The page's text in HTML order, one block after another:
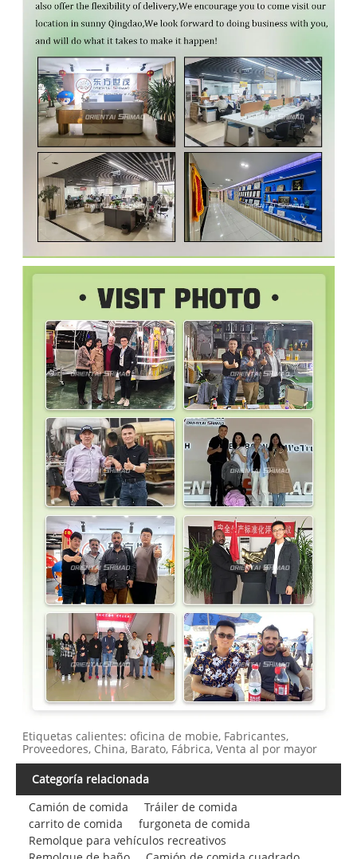
Etiquetas calientes: oficina de mobie, Fabricantes,
Proveedores, China, Barato, Fábrica, Venta al por mayor
Categoría relacionada
Camión de comida
Tráiler de comida
carrito de comida
furgoneta de comida
Remolque para vehículos recreativos